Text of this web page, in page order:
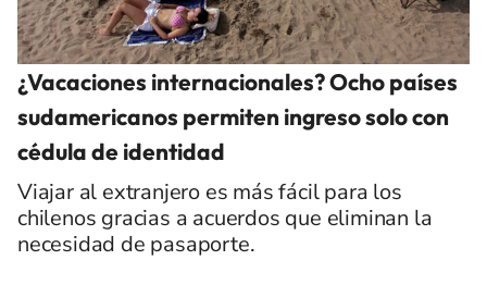
¿Vacaciones internacionales? Ocho países
sudamericanos permiten ingreso solo con
cédula de identidad
Viajar al extranjero es más fácil para los
chilenos gracias a acuerdos que eliminan la
necesidad de pasaporte.